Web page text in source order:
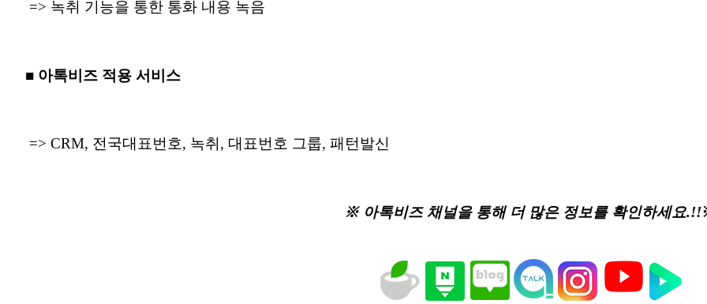
=> 녹취 기능을 통한 통화 내용 녹음
■ 아톡비즈 적용 서비스
=> CRM, 전국대표번호, 녹취, 대표번호 그룹, 패턴발신
※ 아톡비즈 채널을 통해 더 많은 정보를 확인하세요.!!